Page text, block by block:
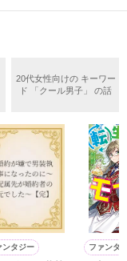
が、後輩の姫原由
一人こっそり泣い
か想像以上に甘く
20代女性向けの キーワー
ド 「クール男子」 の話
ンタジー ファンタ